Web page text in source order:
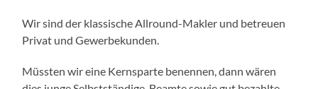
Wir sind der klassische Allround-Makler und betreuen
Privat und Gewerbekunden.
Müssten wir eine Kernsparte benennen, dann wären